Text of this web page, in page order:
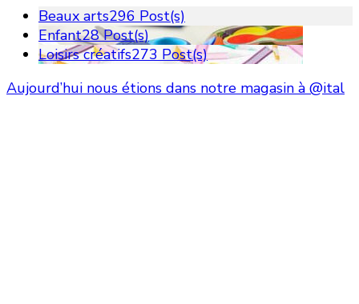
Beaux arts296 Post(s)
Enfant28 Post(s)
Loisirs créatifs273 Post(s)
Aujourd’hui nous étions dans notre magasin à @ital